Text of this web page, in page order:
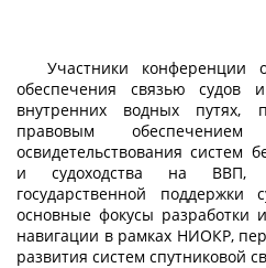
Участники конференции
обеспечения связью судов
внутренних водных путях,
правовым
освидетельствования систем
и судоходства на ВВП,
государственной поддержки
основные фокусы разработки
навигации в рамках НИОКР,
развития систем спутниковой